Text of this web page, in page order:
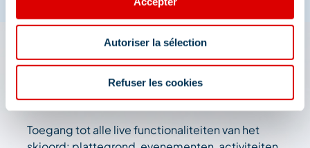
Autoriser la sélection
Refuser les cookies
De app 3 Vallées: uw reis
Toegang tot alle live functionaliteiten van het